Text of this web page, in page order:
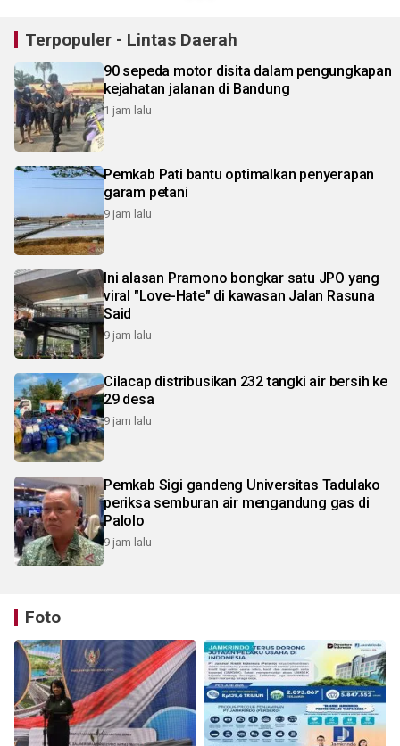
Terpopuler - Lintas Daerah
90 sepeda motor disita dalam pengungkapan
kejahatan jalanan di Bandung
1 jam lalu
Pemkab Pati bantu optimalkan penyerapan
garam petani
9 jam lalu
Ini alasan Pramono bongkar satu JPO yang
viral "Love-Hate" di kawasan Jalan Rasuna
Said
9 jam lalu
Cilacap distribusikan 232 tangki air bersih ke
29 desa
9 jam lalu
Pemkab Sigi gandeng Universitas Tadulako
periksa semburan air mengandung gas di
Palolo
9 jam lalu
Foto